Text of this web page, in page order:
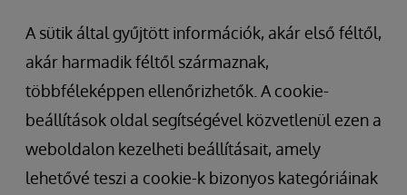
A sütik által gyűjtött információk, akár első féltől,
akár harmadik féltől származnak,
többféleképpen ellenőrizhetők. A cookie-
beállítások oldal segítségével közvetlenül ezen a
weboldalon kezelheti beállításait, amely
lehetővé teszi a cookie-k bizonyos kategóriáinak